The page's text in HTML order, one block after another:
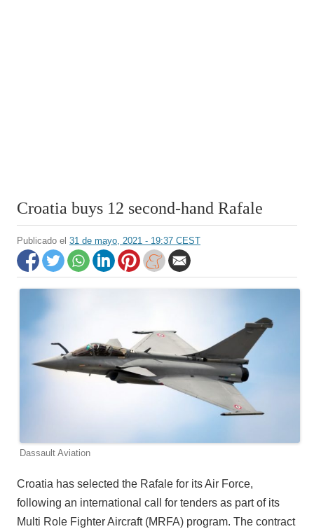
Croatia buys 12 second-hand Rafale
Publicado el 31 de mayo, 2021 - 19:37 CEST
Dassault Aviation
Croatia has selected the Rafale for its Air Force,
following an international call for tenders as part of its
Multi Role Fighter Aircraft (MRFA) program. The contract